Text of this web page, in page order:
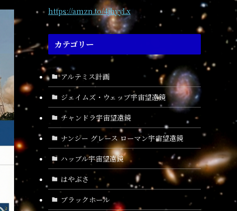
https://amzn.to/4jhyyLx
カテゴリー
アルテミス計画
ジェイムズ・ウェッブ宇宙望遠鏡
チャンドラ宇宙望遠鏡
ナンシー グレース ローマン宇宙望遠鏡
ハッブル宇宙望遠鏡
はやぶさ
ブラックホール